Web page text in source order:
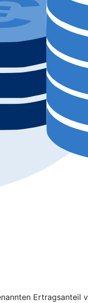
Ertragsanteil